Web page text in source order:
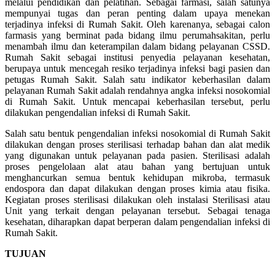
mempunyai tugas dan peran penting dalam upaya menekan
terjadinya infeksi di Rumah Sakit. Oleh karenanya, sebagai calon
farmasis yang berminat pada bidang ilmu perumahsakitan, perlu
menambah ilmu dan keterampilan dalam bidang pelayanan CSSD.
Rumah Sakit sebagai institusi penyedia pelayanan kesehatan,
berupaya untuk mencegah resiko terjadinya infeksi bagi pasien dan
petugas Rumah Sakit. Salah satu indikator keberhasilan dalam
pelayanan Rumah Sakit adalah rendahnya angka infeksi nosokomial
di Rumah Sakit. Untuk mencapai keberhasilan tersebut, perlu
dilakukan pengendalian infeksi di Rumah Sakit.
Salah satu bentuk pengendalian infeksi nosokomial di Rumah Sakit
dilakukan dengan proses sterilisasi terhadap bahan dan alat medik
yang digunakan untuk pelayanan pada pasien. Sterilisasi adalah
proses pengelolaan alat atau bahan yang bertujuan untuk
menghancurkan semua bentuk kehidupan mikroba, termasuk
endospora dan dapat dilakukan dengan proses kimia atau fisika.
Kegiatan proses sterilisasi dilakukan oleh instalasi Sterilisasi atau
Unit yang terkait dengan pelayanan tersebut. Sebagai tenaga
kesehatan, diharapkan dapat berperan dalam pengendalian infeksi di
Rumah Sakit.
TUJUAN